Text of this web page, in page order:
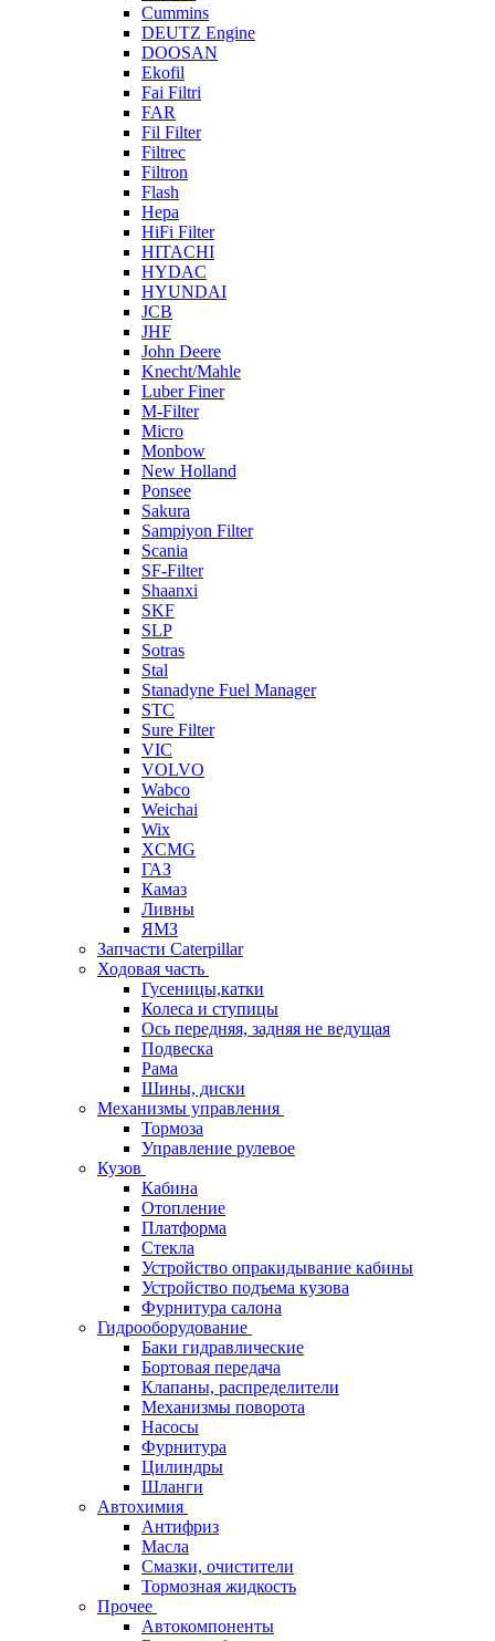
Cummins
DEUTZ Engine
DOOSAN
Ekofil
Fai Filtri
FAR
Fil Filter
Filtrec
Filtron
Flash
Hepa
HiFi Filter
HITACHI
HYDAC
HYUNDAI
JCB
JHF
John Deere
Knecht/Mahle
Luber Finer
M-Filter
Micro
Monbow
New Holland
Ponsee
Sakura
Sampiyon Filter
Scania
SF-Filter
Shaanxi
SKF
SLP
Sotras
Stal
Stanadyne Fuel Manager
STC
Sure Filter
VIC
VOLVO
Wabco
Weichai
Wix
XCMG
ГАЗ
Камаз
Ливны
ЯМЗ
Запчасти Caterpillar
Ходовая часть
Гусеницы,катки
Колеса и ступицы
Ось передняя, задняя не ведущая
Подвеска
Рама
Шины, диски
Механизмы управления
Тормоза
Управление рулевое
Кузов
Кабина
Отопление
Платформа
Стекла
Устройство опракидывание кабины
Устройство подъема кузова
Фурнитура салона
Гидрооборудование
Баки гидравлические
Бортовая передача
Клапаны, распределители
Механизмы поворота
Насосы
Фурнитура
Цилиндры
Шланги
Автохимия
Антифриз
Масла
Смазки, очистители
Тормозная жидкость
Прочее
Автокомпоненты